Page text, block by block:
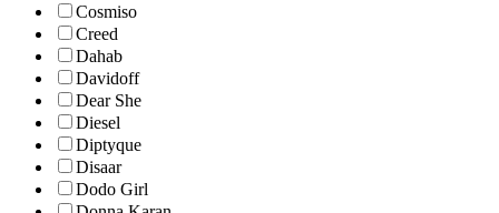
Cosmiso
Creed
Dahab
Davidoff
Dear She
Diesel
Diptyque
Disaar
Dodo Girl